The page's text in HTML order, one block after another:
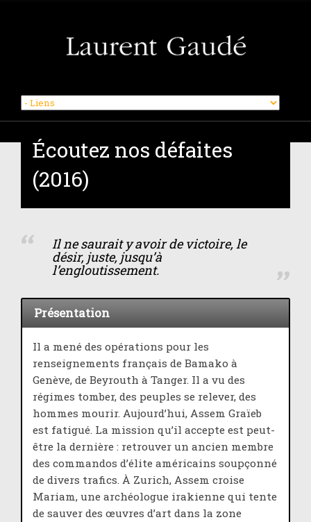
to
content
Écoutez nos défaites
(2016)
Il ne saurait y avoir de victoire, le
désir, juste, jusqu’à
l’engloutissement.
Présentation
Il a mené des opérations pour les
renseignements français de Bamako à
Genève, de Beyrouth à Tanger. Il a vu des
régimes tomber, des peuples se relever, des
hommes mourir. Aujourd’hui, Assem Graïeb
est fatigué. La mission qu’il accepte est peut-
être la dernière : retrouver un ancien membre
des commandos d’élite américains soupçonné
de divers trafics. À Zurich, Assem croise
Mariam, une archéologue irakienne qui tente
de sauver des œuvres d’art dans la zone